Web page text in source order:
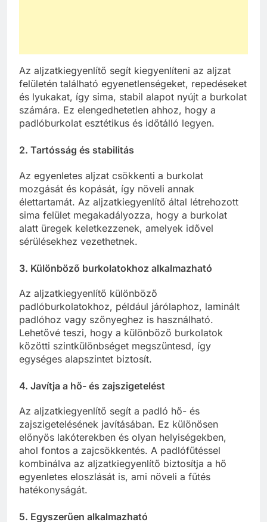
Az aljzatkiegyenlítő segít kiegyenlíteni az aljzat
felületén található egyenetlenségeket, repedéseket
és lyukakat, így sima, stabil alapot nyújt a burkolat
számára. Ez elengedhetetlen ahhoz, hogy a
padlóburkolat esztétikus és időtálló legyen.
2. Tartósság és stabilitás
Az egyenletes aljzat csökkenti a burkolat
mozgását és kopását, így növeli annak
élettartamát. Az aljzatkiegyenlítő által létrehozott
sima felület megakadályozza, hogy a burkolat
alatt üregek keletkezzenek, amelyek idővel
sérülésekhez vezethetnek.
3. Különböző burkolatokhoz alkalmazható
Az aljzatkiegyenlítő különböző
padlóburkolatokhoz, például járólaphoz, laminált
padlóhoz vagy szőnyeghez is használható.
Lehetővé teszi, hogy a különböző burkolatok
közötti szintkülönbséget megszüntesd, így
egységes alapszintet biztosít.
4. Javítja a hő- és zajszigetelést
Az aljzatkiegyenlítő segít a padló hő- és
zajszigetelésének javításában. Ez különösen
előnyös lakóterekben és olyan helyiségekben,
ahol fontos a zajcsökkentés. A padlófűtéssel
kombinálva az aljzatkiegyenlítő biztosítja a hő
egyenletes eloszlását is, ami növeli a fűtés
hatékonyságát.
5. Egyszerűen alkalmazható